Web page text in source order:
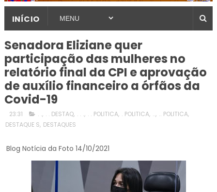
INÍCIO
Senadora Eliziane quer
participação das mulheres no
relatório final da CPI e aprovação
de auxílio financeiro a órfãos da
Covid-19
23:31 . ., . . DESTAQ, . . ., . . POLITICA, . POLITICA, .., .. POLITICA,
DESTAQUE S, DESTAQUES
Blog Notícia da Foto 14/10/2021